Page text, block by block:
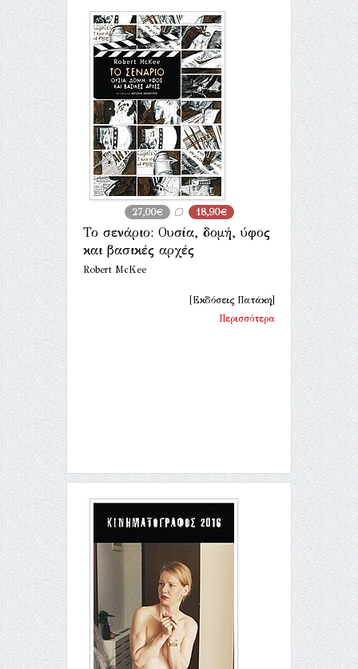
27,00€ 18,90€
Το σενάριο: Ουσία, δομή, ύφος
και βασικές αρχές
Robert McKee
[Εκδόσεις Πατάκη]
Περισσότερα